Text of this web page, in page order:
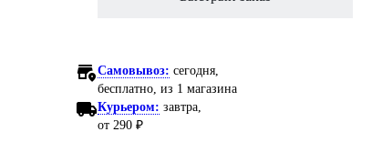
Самовывоз: сегодня,
бесплатно , из 1 магазина
Курьером: завтра,
от 290 ₽